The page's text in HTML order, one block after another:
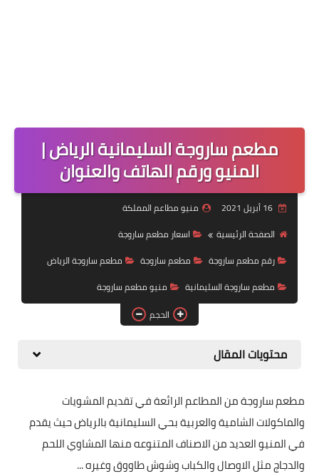
مطعم ساروجة السليمانية الرياض |
المنيو ورقم الهاتف والعنوان
16 أبريل 2021
منيو مطاعم المملكة
الصفحة الرئيسية
اسعار مطعم ساروجة
رقم مطعم ساروجة
مطعم ساروجة
مطعم ساروجة الرياض
مطعم ساروجة السليمانية
منيو مطعم ساروجة
الحجم
محتويات المقال
مطعم ساروجة من المطاعم الرائعة في تقديم المشويات
والماكولات الشامية والعربية بحي السليمانية بالرياض حيث يقدم
في المنيو العديد من الاصناف المتنوعه منها المشاوي اللحم
والدجاج مثل الاوصال والكباب وشوش طاووق وغيره ...